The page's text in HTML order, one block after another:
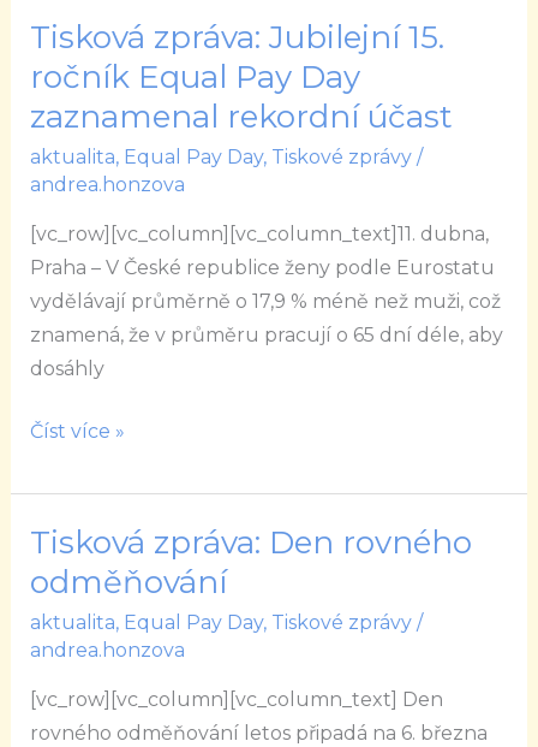
Tisková zpráva: Jubilejní 15.
ročník Equal Pay Day
zaznamenal rekordní účast
aktualita, Equal Pay Day, Tiskové zprávy/
andrea.honzova
[vc_row][vc_column][vc_column_text]11. dubna,
Praha – V České republice ženy podle Eurostatu
vydělávají průměrně o 17,9 % méně než muži, což
znamená, že v průměru pracují o 65 dní déle, aby
dosáhly
Tisková
zpráva:
15.
ročník
Pay
Day
zaznamenal
rekordní
účast
Číst více »
Tisková zpráva: Den rovného
odměňování
aktualita, Equal Pay Day, Tiskové zprávy/
andrea.honzova
[vc_row][vc_column][vc_column_text] Den
rovného odměňování letos připadá na 6. března
Tisková
zpráva:
rovného